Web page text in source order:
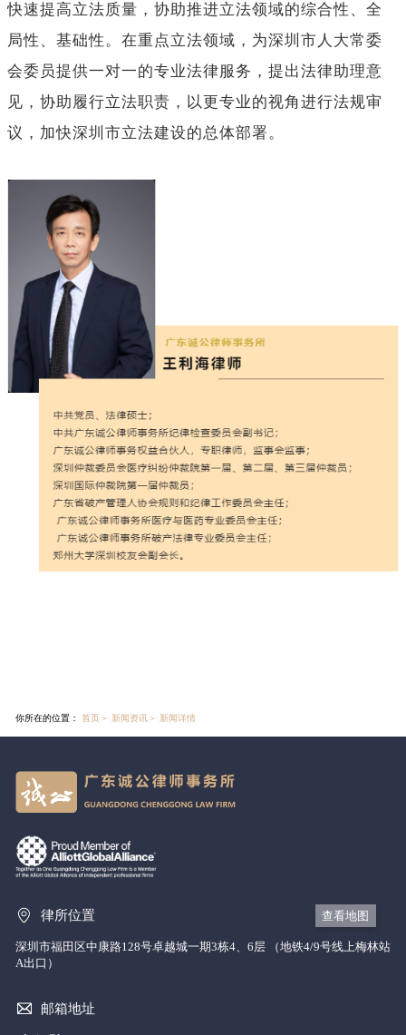
快速提高立法质量，协助推进立法领域的综合性、全
局性、基础性。在重点立法领域，为深圳市人大常委
会委员提供一对一的专业法律服务，提出法律助理意
见，协助履行立法职责，以更专业的视角进行法规审
议，加快深圳市立法建设的总体部署。
你所在的位置： 首页＞ 新闻资讯＞ 新闻详情
律所位置 查看地图
深圳市福田区中康路128号卓越城一期3栋4、6层 （地铁4/9号线上梅林站
A出口）
邮箱地址